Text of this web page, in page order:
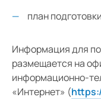
план
Информация для
размещается на
информационно-
«Интернет» (